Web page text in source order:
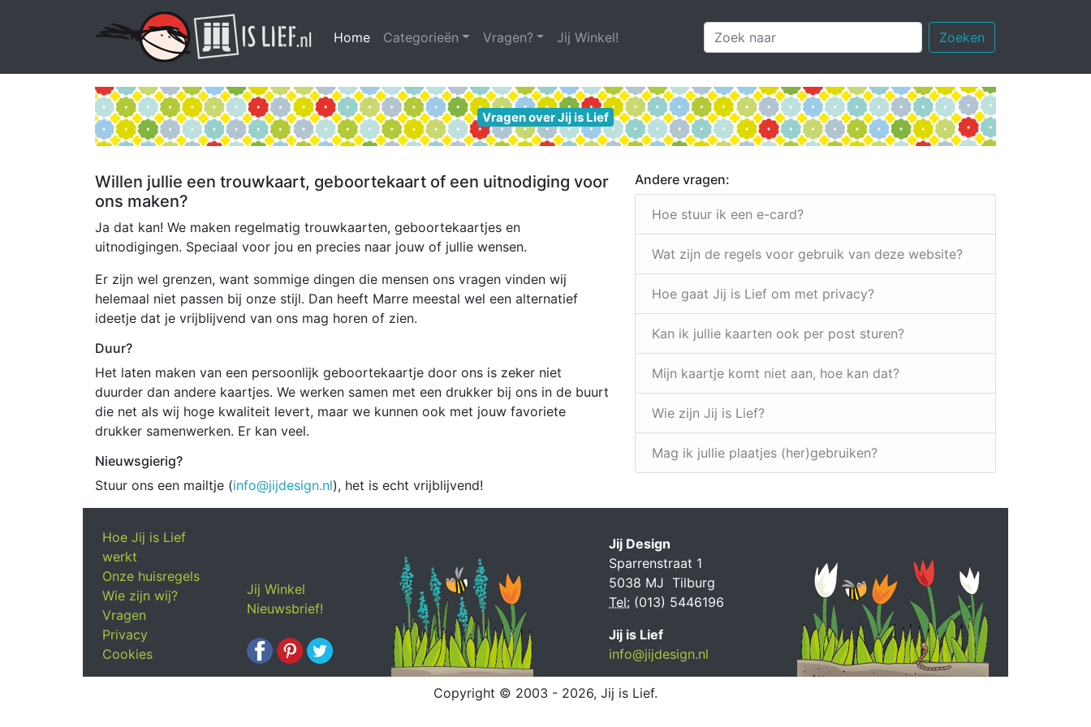
Home (huidige)
Categorieën Vragen? Jij Winkel! Zoeken
Vragen over Jij is Lief
Willen jullie een trouwkaart, geboortekaart of een uitnodiging voor
ons maken?
Ja dat kan! We maken regelmatig trouwkaarten, geboortekaartjes en
uitnodigingen. Speciaal voor jou en precies naar jouw of jullie wensen.
Er zijn wel grenzen, want sommige dingen die mensen ons vragen vinden wij
helemaal niet passen bij onze stijl. Dan heeft Marre meestal wel een alternatief
ideetje dat je vrijblijvend van ons mag horen of zien.
Duur?
Het laten maken van een persoonlijk geboortekaartje door ons is zeker niet
duurder dan andere kaartjes. We werken samen met een drukker bij ons in de buurt
die net als wij hoge kwaliteit levert, maar we kunnen ook met jouw favoriete
drukker samenwerken. Er kan veel.
Nieuwsgierig?
Stuur ons een mailtje (info@jijdesign.nl), het is echt vrijblijvend!
Andere vragen:
Hoe stuur ik een e-card?
Wat zijn de regels voor gebruik van deze website?
Hoe gaat Jij is Lief om met privacy?
Kan ik jullie kaarten ook per post sturen?
Mijn kaartje komt niet aan, hoe kan dat?
Wie zijn Jij is Lief?
Mag ik jullie plaatjes (her)gebruiken?
Hoe Jij is Lief
werkt
Onze huisregels
Wie zijn wij?
Vragen
Privacy
Cookies
Jij Winkel
Nieuwsbrief!
Jij Design
Sparrenstraat 1
5038 MJ Tilburg
Tel: (013) 5446196
Jij is Lief
info@jijdesign.nl
Copyright © 2003 - 2026, Jij is Lief.